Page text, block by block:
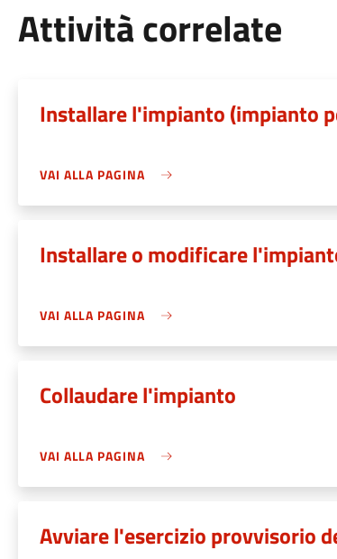
Attività correlate
Installare l'impianto (impianto
VAI ALLA PAGINA
Installare o modificare
VAI ALLA PAGINA
Collaudare l'impianto
VAI ALLA PAGINA
Avviare l'esercizio provvisorio